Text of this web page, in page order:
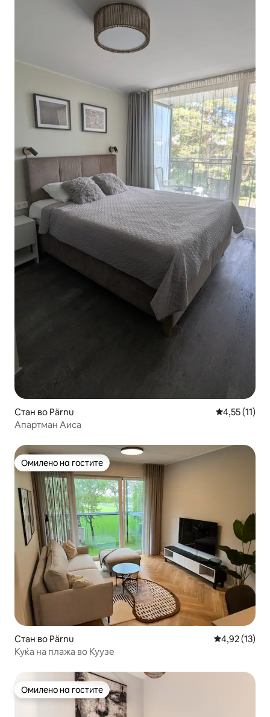
Стан во Pärnu Просечна
4,55 (11)
Апартман Аиса
Омилено на гостите
Омилено на гостите
Стан во Pärnu Просечна
4,92 (13)
Куќа на плажа во Куузе
Омилено на гостите
Омилено на гостите